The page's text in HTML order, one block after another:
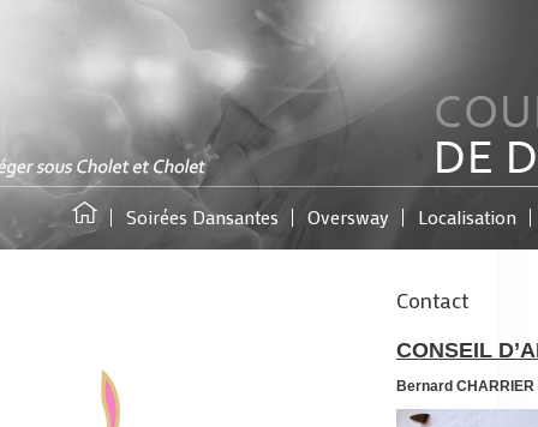
Soirées Dansantes Oversway Localisation
Contact
CONSEIL
Bernard